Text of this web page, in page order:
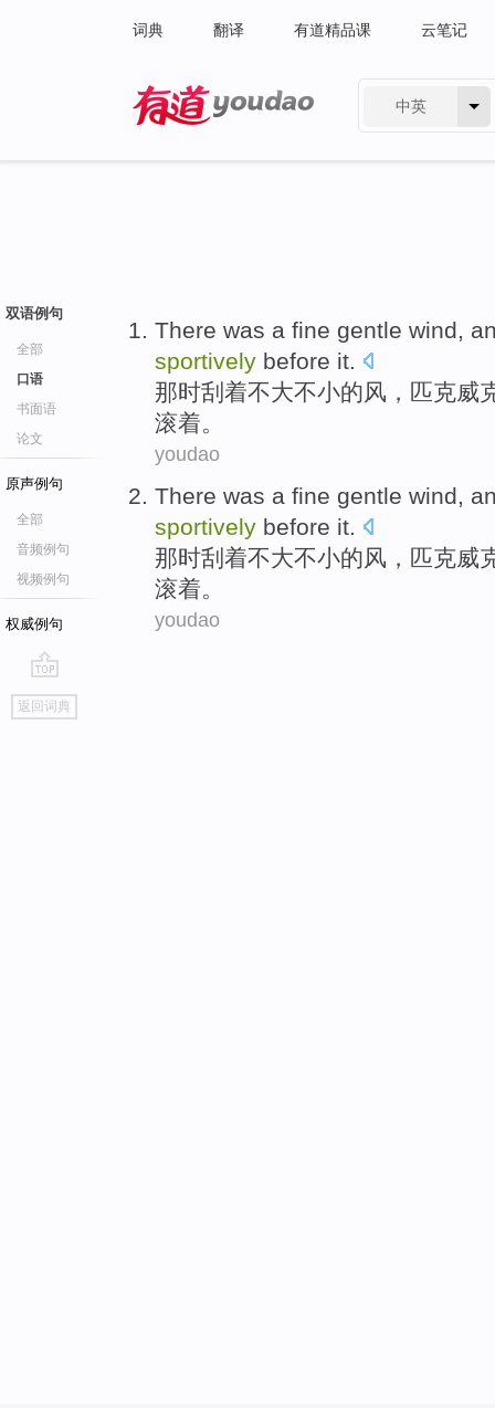
词典 翻译 有道精品课 云笔记
中英
双语例句
全部
口语
书面语
论文
原声例句
全部
音频例句
视频例句
权威例句
go
top
返回词典
There was a fine gentle wind,
sportively before it.
那时刮着不大不小的风 ，匹克威
滚着。
youdao
There was a fine gentle wind,
sportively before it.
那时刮着不大不小的风 ，匹克威
滚着。
youdao